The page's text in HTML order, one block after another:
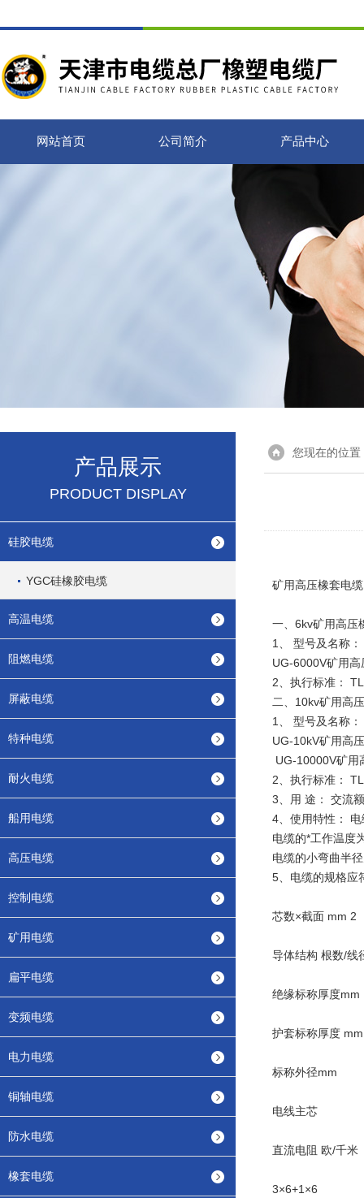
网站首页 公司简介 产品中心
产品展示
PRODUCT DISPLAY
硅胶电缆
YGC硅橡胶电缆
高温电缆
阻燃电缆
屏蔽电缆
特种电缆
耐火电缆
船用电缆
高压电缆
控制电缆
矿用电缆
扁平电缆
变频电缆
电力电缆
铜轴电缆
防水电缆
橡套电缆
您现在的位置
矿用高压橡套电缆
一、6kv矿用高
1、 型号及名称
UG-6000V矿用
2、执行标准：
二、10kv矿用高
1、 型号及名称
UG-10kV矿用高
UG-10000V矿
2、执行标准：
3、用 途： 交流
4、使用特性：
电缆的*工作温
电缆的小弯曲半
5、电缆的规格应
芯数×截面 mm 2
导体结构 根数/线
绝缘标称厚度mm
护套标称厚度
标称外径mm
电线主芯
直流电阻 欧/千米
3×6+1×6